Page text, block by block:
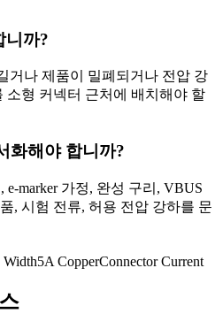
니까?
거나 제품이 밀폐되거나 전압 강
소형 커넥터 근처에 배치해야 할
화해야 합니까?
marker 가정, 완성 구리, VBUS
, 시험 전류, 허용 전압 강하를 문
Width5A CopperConnector Current